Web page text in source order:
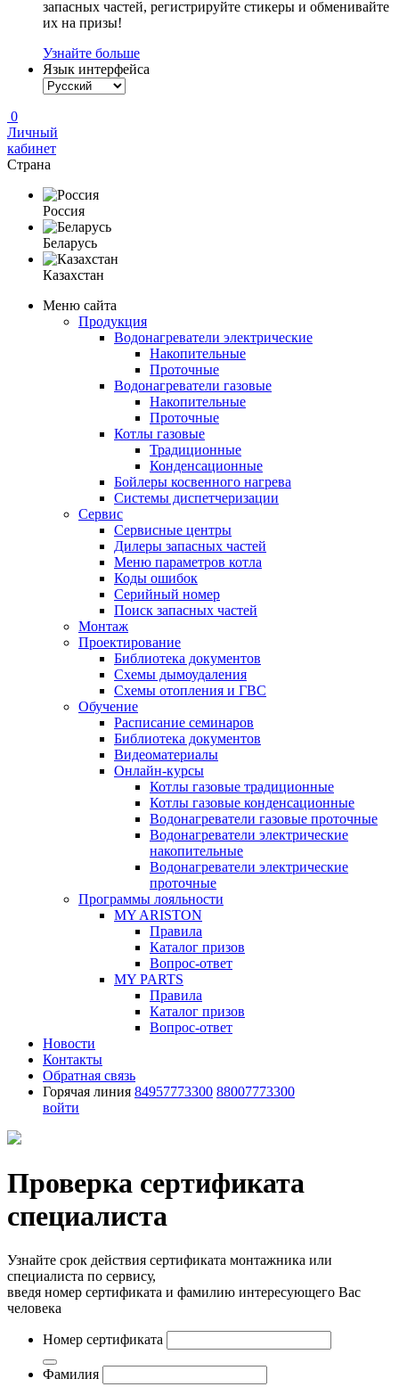
запасных частей, регистрируйте стикеры и обменивайте
их на призы!
Узнайте больше
Язык интерфейса
0
Личный
кабинет
Страна
Россия
Беларусь
Казахстан
Меню сайта
Продукция
Водонагреватели электрические
Накопительные
Проточные
Водонагреватели газовые
Накопительные
Проточные
Котлы газовые
Традиционные
Конденсационные
Бойлеры косвенного нагрева
Системы диспетчеризации
Сервис
Сервисные центры
Дилеры запасных частей
Меню параметров котла
Коды ошибок
Серийный номер
Поиск запасных частей
Монтаж
Проектирование
Библиотека документов
Схемы дымоудаления
Схемы отопления и ГВС
Обучение
Расписание семинаров
Библиотека документов
Видеоматериалы
Онлайн-курсы
Котлы газовые традиционные
Котлы газовые конденсационные
Водонагреватели газовые проточные
Водонагреватели электрические
накопительные
Водонагреватели электрические
проточные
Программы лояльности
MY ARISTON
Правила
Каталог призов
Вопрос-ответ
MY PARTS
Правила
Каталог призов
Вопрос-ответ
Новости
Контакты
Обратная связь
Горячая линия 84957773300 88007773300
войти
Проверка сертификата
специалиста
Узнайте срок действия сертификата монтажника или
специалиста по сервису,
введя номер сертификата и фамилию интересующего Вас
человека
Номер сертификата
Фамилия